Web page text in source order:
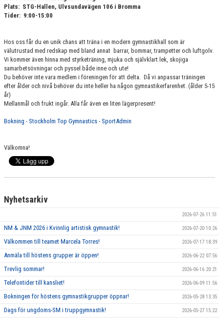
Plats: STG-Hallen, Ulvsundavägen 106 i Bromma
Tider: 9:00-15:00
Hos oss får du en unik chans att träna i en modern gymnastikhall som är
välutrustad med redskap med bland annat barrar, bommar, trampetter och luftgolv.
Vi kommer även hinna med styrketräning, mjuka och självklart lek, skojiga
samarbetsövningar och pyssel både inne och ute!
Du behöver inte vara medlem i föreningen för att delta. Då vi anpassar träningen
efter ålder och nivå behöver du inte heller ha någon gymnastikerfarenhet. (ålder 5-15
år)
Mellanmål och frukt ingår. Alla får även en liten lägerpresent!
Bokning - Stockholm Top Gymnastics - SportAdmin
Välkomna!
Nyhetsarkiv
2026-07-26 11:51
NM & JNM 2026 i Kvinnlig artistisk gymnastik! 2026-07-20 10:26
Välkommen till teamet Marcela Torres! 2026-07-17 18:39
Anmäla till höstens grupper är öppen! 2026-06-22 07:56
Trevlig sommar! 2026-06-16 20:21
Telefontider till kansliet! 2026-06-09 11:56
Bokningen för höstens gymnastikgrupper öppnar! 2026-05-28 13:35
Dags för ungdoms-SM i truppgymnastik! 2026-05-27 15:22